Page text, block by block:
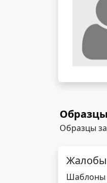
Образцы
Жалобы
Шаблоны